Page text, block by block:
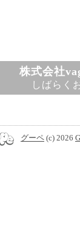
株式会社
しばらく
グーペ (c) 2026